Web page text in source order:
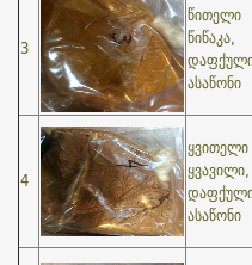
3
წითელი
წიწაკა,
ასაწონი
4
ყვითელი
ყვავილი,
ასაწონი